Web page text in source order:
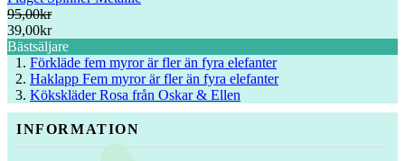
95,00kr
39,00kr
Bästsäljare
Förkläde fem myror är fler än fyra elefanter
Haklapp Fem myror är fler än fyra elefanter
Kökskläder Rosa från Oskar & Ellen
INFORMATION